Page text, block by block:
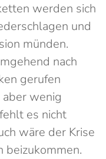
werden sich
und
münden.
nach
gerufen
wenig
es nicht
wäre der Krise
beizukommen.